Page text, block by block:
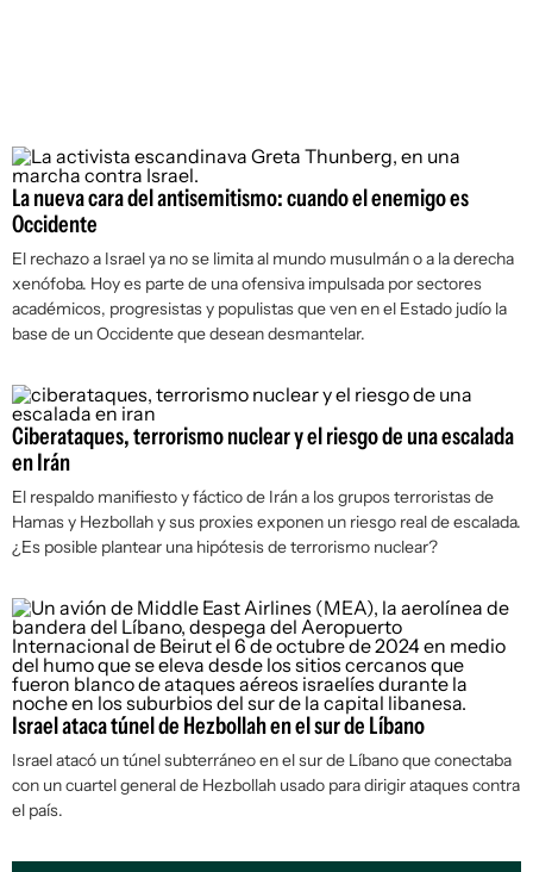
La nueva cara del antisemitismo: cuando el enemigo es
Occidente
El rechazo a Israel ya no se limita al mundo musulmán o a la derecha
xenófoba. Hoy es parte de una ofensiva impulsada por sectores
académicos, progresistas y populistas que ven en el Estado judío la
base de un Occidente que desean desmantelar.
Ciberataques, terrorismo nuclear y el riesgo de una escalada
en Irán
El respaldo manifiesto y fáctico de Irán a los grupos terroristas de
Hamas y Hezbollah y sus proxies exponen un riesgo real de escalada.
¿Es posible plantear una hipótesis de terrorismo nuclear?
Israel ataca túnel de Hezbollah en el sur de Líbano
Israel atacó un túnel subterráneo en el sur de Líbano que conectaba
con un cuartel general de Hezbollah usado para dirigir ataques contra
el país.